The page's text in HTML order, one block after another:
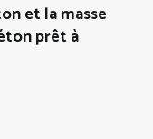
et la masse
prêt à